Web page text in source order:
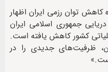
کاهش توان رزمی ایران اظهار
جمهوری اسلامی ایران
کشور کاهش یافته است.
ظرفیت‌های جدیدی را در